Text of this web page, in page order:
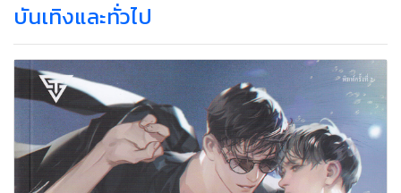
บันเทิงและทั่วไป